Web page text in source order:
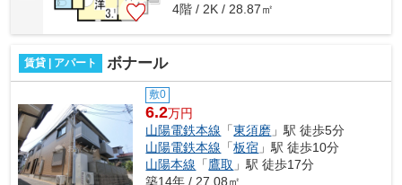
4階 / 2K / 28.87㎡
賃貸 | アパート ボナール
敷0
6.2万円
山陽電鉄本線 「東須磨 」駅 徒歩5分
山陽電鉄本線 「板宿 」駅 徒歩10分
山陽本線 「鷹取 」駅 徒歩17分
築14年 / 27.08㎡